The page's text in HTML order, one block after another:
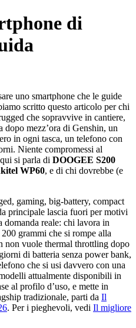
di
uno smartphone che le guide
scritto questo articolo per chi
che sopravvive in cantiere,
dopo mezz’ora di Genshin, un
in ogni tasca, un telefono con
Niente compromessi al
si parla di DOOGEE S200
WP60, e di chi dovrebbe (e
gaming, big-battery, compact
principale lascia fuori per motivi
domanda reale: chi lavora in
grammi che si rompe alla
non vuole thermal throttling dopo
di batteria senza power bank,
che si usi davvero con una
attualmente disponibili in
al profilo d’uso, e mette in
tradizionale, parti da Il
. Per i pieghevoli, vedi Il migliore